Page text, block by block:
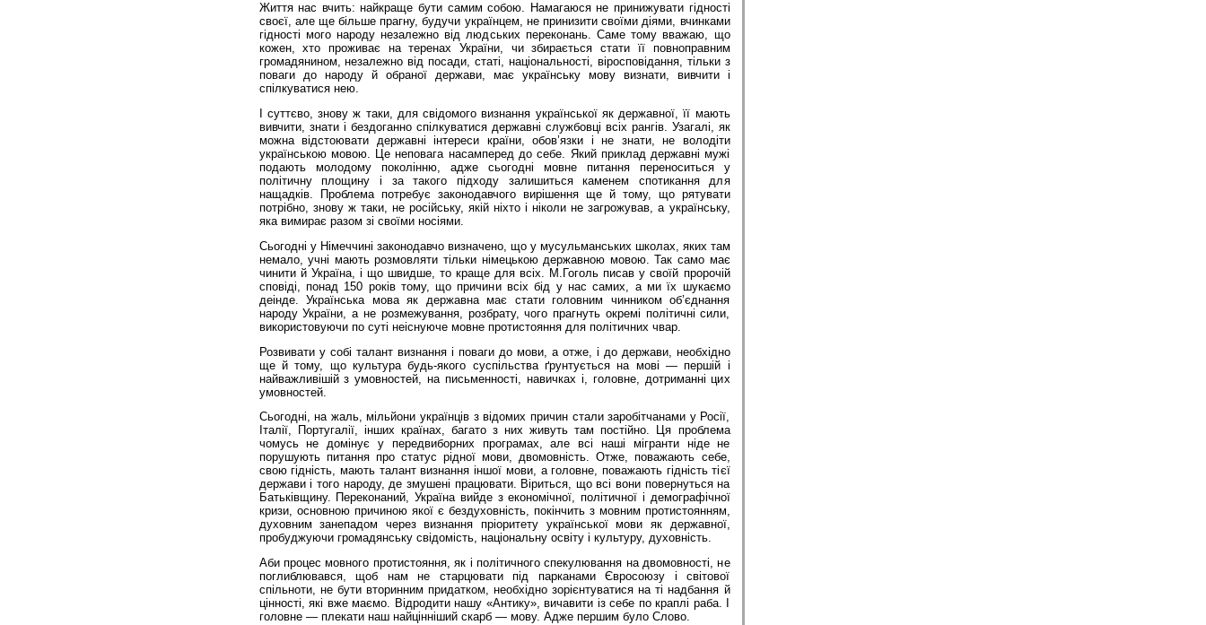
Життя нас вчить: найкраще бути самим собою. Намагаюся не принижувати гідності
своєї, але ще більше прагну, будучи українцем, не принизити своїми діями, вчинками
гідності мого народу незалежно від людських переконань. Саме тому вважаю, що
кожен, хто проживає на теренах України, чи збирається стати її повноправним
громадянином, незалежно від посади, статі, національності, віросповідання, тільки з
поваги до народу й обраної держави, має українську мову визнати, вивчити і
спілкуватися нею.
І суттєво, знову ж таки, для свідомого визнання української як державної, її мають
вивчити, знати і бездоганно спілкуватися державні службовці всіх рангів. Узагалі, як
можна відстоювати державні інтереси країни, обов’язки і не знати, не володіти
українською мовою. Це неповага насамперед до себе. Який приклад державні мужі
подають молодому поколінню, адже сьогодні мовне питання переноситься у
політичну площину і за такого підходу залишиться каменем спотикання для
нащадків. Проблема потребує законодавчого вирішення ще й тому, що рятувати
потрібно, знову ж таки, не російську, якій ніхто і ніколи не загрожував, а українську,
яка вимирає разом зі своїми носіями.
Сьогодні у Німеччині законодавчо визначено, що у мусульманських школах, яких там
немало, учні мають розмовляти тільки німецькою державною мовою. Так само має
чинити й Україна, і що швидше, то краще для всіх. М.Гоголь писав у своїй пророчій
сповіді, понад 150 років тому, що причини всіх бід у нас самих, а ми їх шукаємо
деінде. Українська мова як державна має стати головним чинником об’єднання
народу України, а не розмежування, розбрату, чого прагнуть окремі політичні сили,
використовуючи по суті неіснуюче мовне протистояння для політичних чвар.
Розвивати у собі талант визнання і поваги до мови, а отже, і до держави, необхідно
ще й тому, що культура будь-якого суспільства ґрунтується на мові — першій і
найважливішій з умовностей, на письменності, навичках і, головне, дотриманні цих
умовностей.
Сьогодні, на жаль, мільйони українців з відомих причин стали заробітчанами у Росії,
Італії, Португалії, інших країнах, багато з них живуть там постійно. Ця проблема
чомусь не домінує у передвиборних програмах, але всі наші мігранти ніде не
порушують питання про статус рідної мови, двомовність. Отже, поважають себе,
свою гідність, мають талант визнання іншої мови, а головне, поважають гідність тієї
держави і того народу, де змушені працювати. Віриться, що всі вони повернуться на
Батьківщину. Переконаний, Україна вийде з економічної, політичної і демографічної
кризи, основною причиною якої є бездуховність, покінчить з мовним протистоянням,
духовним занепадом через визнання пріоритету української мови як державної,
пробуджуючи громадянську свідомість, національну освіту і культуру, духовність.
Аби процес мовного протистояння, як і політичного спекулювання на двомовності, не
поглиблювався, щоб нам не старцювати під парканами Євросоюзу і світової
спільноти, не бути вторинним придатком, необхідно зорієнтуватися на ті надбання й
цінності, які вже маємо. Відродити нашу «Антику», вичавити із себе по краплі раба. І
головне — плекати наш найцінніший скарб — мову. Адже першим було Слово.